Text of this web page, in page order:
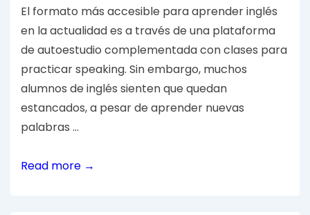
El formato más accesible para aprender inglés
en la actualidad es a través de una plataforma
de autoestudio complementada con clases para
practicar speaking. Sin embargo, muchos
alumnos de inglés sienten que quedan
estancados, a pesar de aprender nuevas
palabras …
Read more →